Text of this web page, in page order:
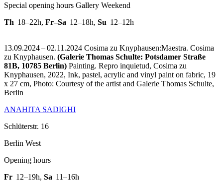
Special opening hours Gallery Weekend
Th 18–22h, Fr–Sa 12–18h, Su 12–12h
13.09.2024 – 02.11.2024 Cosima zu Knyphausen:Maestra. Cosima
zu Knyphausen. (Galerie Thomas Schulte: Potsdamer Straße
81B, 10785 Berlin) Painting. Repro inquietud, Cosima zu
Knyphausen, 2022, Ink, pastel, acrylic and vinyl paint on fabric, 19
x 27 cm, Photo: Courtesy of the artist and Galerie Thomas Schulte,
Berlin
ANAHITA SADIGHI
Schlüterstr. 16
Berlin West
Opening hours
Fr 12–19h, Sa 11–16h